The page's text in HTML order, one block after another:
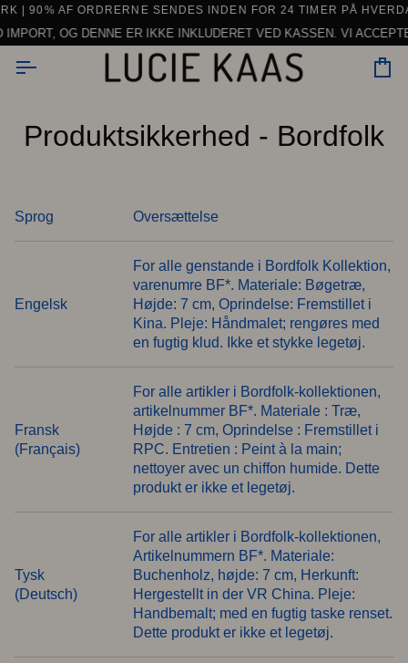
Gå
til
indhold
ORDRER OVER 150 € INDEN FOR EU (UNDTAGEN SERVICE)
| 90% AF ORDRERNE SENDES INDEN FOR 24 TIMER PÅ HVERDAGE
OG DENNE ER IKKE INKLUDERET VED KASSEN. VI
Produktsikkerhed - Bordfolk
Sprog Oversættelse
Engelsk
For alle genstande i Bordfolk Kollektion,
varenumre BF*. Materiale: Bøgetræ,
Højde: 7 cm, Oprindelse: Fremstillet i
Kina. Pleje: Håndmalet; rengøres med
en fugtig klud. Ikke et stykke legetøj.
Fransk
(Français)
For alle artikler i Bordfolk-kollektionen,
artikelnummer BF*. Materiale : Træ,
Højde : 7 cm, Oprindelse : Fremstillet i
RPC. Entretien : Peint à la main;
nettoyer avec un chiffon humide. Dette
produkt er ikke et legetøj.
Tysk
(Deutsch)
For alle artikler i Bordfolk-kollektionen,
Artikelnummern BF*. Materiale:
Buchenholz, højde: 7 cm, Herkunft:
Hergestellt in der VR China. Pleje:
Handbemalt; med en fugtig taske renset.
Dette produkt er ikke et legetøj.